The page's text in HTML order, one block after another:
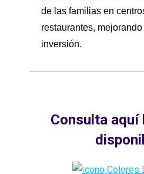
de las familias en
restaurantes,
inversión.
Consulta